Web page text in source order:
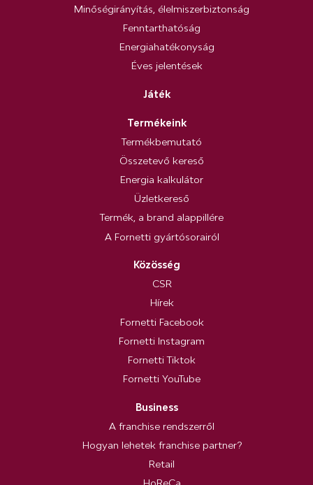
Minőségirányítás, élelmiszerbiztonság
Fenntarthatóság
Energiahatékonyság
Éves jelentések
Játék
Termékeink
Termékbemutató
Összetevő kereső
Energia kalkulátor
Üzletkereső
Termék, a brand alappillére
A Fornetti gyártósorairól
Közösség
CSR
Hírek
Fornetti Facebook
Fornetti Instagram
Fornetti Tiktok
Fornetti YouTube
Business
A franchise rendszerről
Hogyan lehetek franchise partner?
Retail